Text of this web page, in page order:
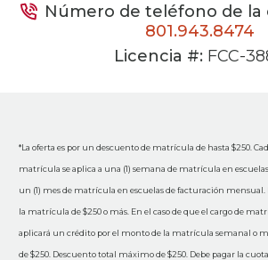
Número de teléfono de la
801.943.8474
Licencia #: FCC-
*La oferta es por un descuento de matrícula de hasta $250.
matrícula se aplica a una (1) semana de matrícula en
un (1) mes de matrícula en escuelas de facturación mensual.
la matrícula de $250 o más. En el caso de que el cargo de
aplicará un crédito por el monto de la matrícula semanal o
de $250. Descuento total máximo de $250. Debe pagar la